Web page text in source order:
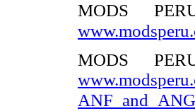
MODS
MODS